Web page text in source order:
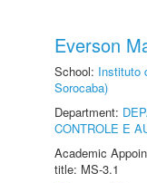
Everson
School: Instituto
Sorocaba)
Department:
CONTROLE E
Academic
title: MS-3.1